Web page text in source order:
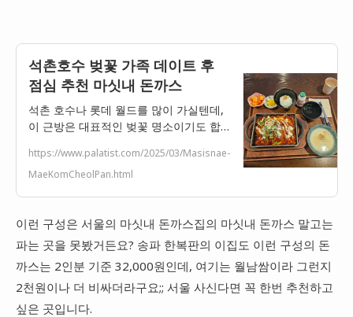
석촌호수 벚꽃 가족 데이트 후
점심 추천 마싯내 돈까스
석촌 호수나 롯데 월드를 많이 가실텐데,
이 근방은 대표적인 벚꽃 명소이기도 합
당 중에 정말 맛있는 맛집이자 깔끔한 인
테리어가 특징인 멋집 마싯내입니다. 돈까
https://www.palatist.com/2025/03/Masisnae-
MaeKomCheolPan.html
이런 구성은 서울의 마싯내 돈까스집의 마싯내 돈까스 말고는
파는 곳을 못봤거든요? 송파 한복판의 이집도 이런 구성의 돈
까스는 2인분 기준 32,000원인데, 여기는 월남쌈이라 그런지
2천원이나 더 비싸더라구요;; 서울 사신다면 꼭 한번 추천하고
싶은 곳입니다.